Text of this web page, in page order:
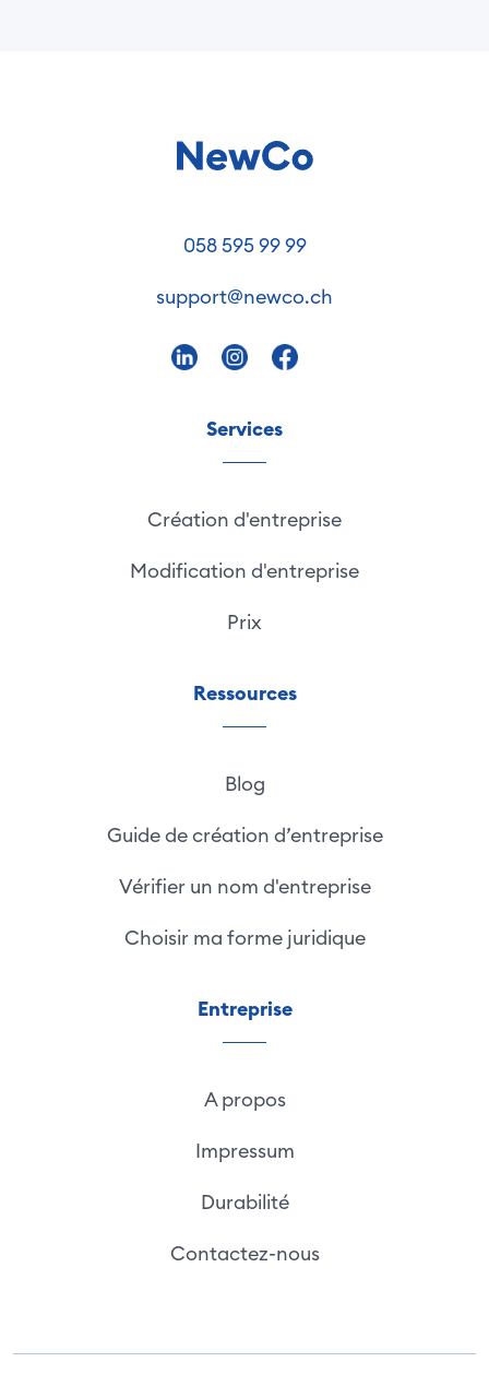
058 595 99 99
support@newco.ch
Services
Création d'entreprise
Modification d'entreprise
Prix
Ressources
Blog
Guide de création d’entreprise
Vérifier un nom d'entreprise
Choisir ma forme juridique
Entreprise
A propos
Impressum
Durabilité
Contactez-nous